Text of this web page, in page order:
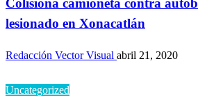
Colisiona camioneta contra
lesionado en Xonacatlán
Redacción Vector Visual abril 21, 2020
Uncategorized